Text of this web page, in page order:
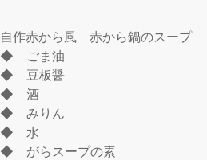
自作赤から風 赤から鍋のスープ
◆ ごま油
◆ 豆板醤
◆ 酒
◆ みりん
◆ 水
◆ がらスープの素